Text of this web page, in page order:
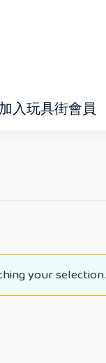
入玩具街會員
your selection.